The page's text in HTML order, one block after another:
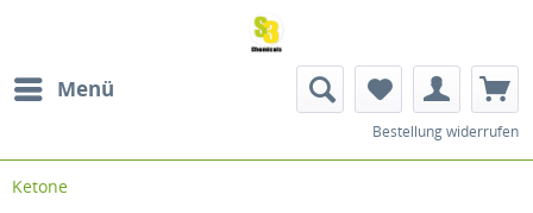
Menü
Bestellung widerrufen
Ketone